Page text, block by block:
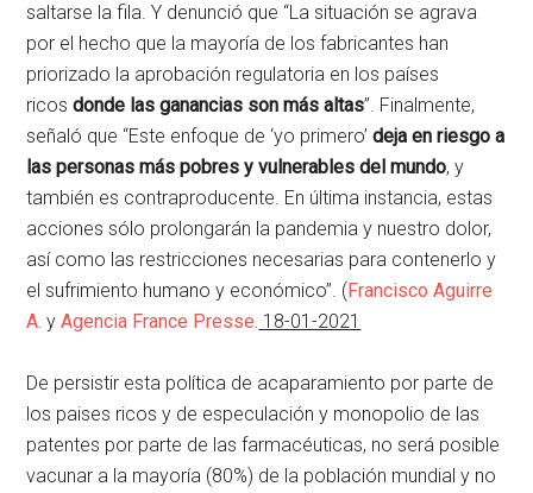
saltarse la fila. Y denunció que “La situación se agrava
por el hecho que la mayoría de los fabricantes han
priorizado la aprobación regulatoria en los países
ricosdonde las ganancias son más altas”. Finalmente,
señaló que “Este enfoque de ‘yo primero’deja en riesgo a
las personas más pobres y vulnerables del mundo, y
también es contraproducente. En última instancia, estas
acciones sólo prolongarán la pandemia y nuestro dolor,
así como las restricciones necesarias para contenerlo y
el sufrimiento humano y económico”. ( Francisco Aguirre
A. yAgencia France Presse. 18-01-2021
De persistir esta política de acaparamiento por parte de
los paises ricos y de especulación y monopolio de las
patentes por parte de las farmacéuticas, no será posible
vacunar a la mayoría (80%) de la población mundial y no